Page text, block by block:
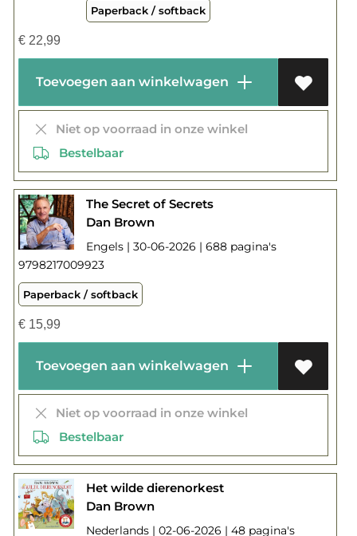
Paperback / softback
€22,99
Toevoegen aan winkelwagen
Niet op voorraad in onze winkel
Bestelbaar
The Secret of Secrets
Dan Brown
Engels | 30-06-2026 | 688 pagina's
9798217009923
Paperback / softback
€15,99
Toevoegen aan winkelwagen
Niet op voorraad in onze winkel
Bestelbaar
Het wilde dierenorkest
Dan Brown
Nederlands | 02-06-2026 | 48 pagina's